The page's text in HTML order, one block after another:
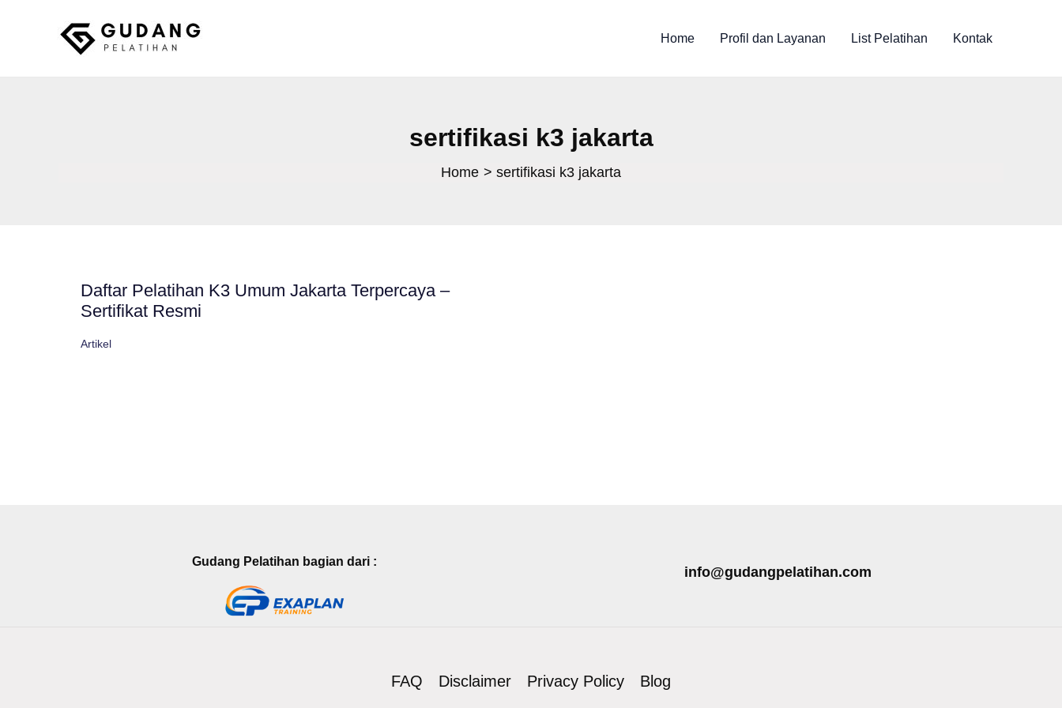
Home Profil dan Layanan List Pelatihan Kontak
sertifikasi k3 jakarta
Home sertifikasi k3 jakarta
Daftar Pelatihan K3 Umum Jakarta Terpercaya –
Sertifikat Resmi
Artikel
Gudang Pelatihan bagian dari :
info@gudangpelatihan.com
FAQ Disclaimer Privacy Policy Blog